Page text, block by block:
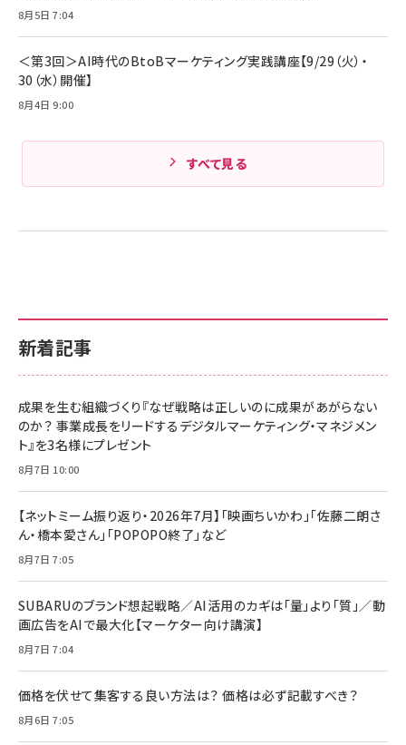
新着記事
成果を生む組織づくり『なぜ戦略は正しいのに成果があがらない
のか？ 事業成長をリードするデジタルマーケティング・マネジメン
ト』を3名様にプレゼント
8月7日 10:00
【ネットミーム振り返り・2026年7月】「映画ちいかわ」「佐藤二朗さ
ん・橋本愛さん」「POPOPO終了」など
8月7日 7:05
SUBARUのブランド想起戦略／AI活用のカギは「量」より「質」／動
画広告をAIで最大化【マーケター向け講演】
8月7日 7:04
価格を伏せて集客する良い方法は？ 価格は必ず記載すべき？
8月6日 7:05
8月5日 7:04
＜第3回＞AI時代のBtoBマーケティング実践講座【9/29（火）・
30（水）開催】
8月4日 9:00
すべて見る